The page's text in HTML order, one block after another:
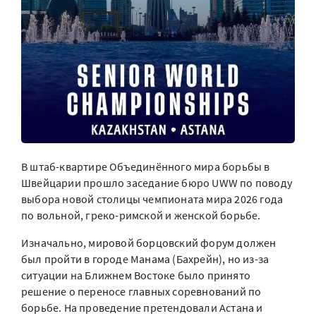
В штаб-квартире Объединённого мира борьбы в
Швейцарии прошло заседание бюро UWW по поводу
выбора новой столицы чемпионата мира 2026 года
по вольной, греко-римской и женской борьбе.
Изначально, мировой борцовский форум должен
был пройти в городе Манама (Бахрейн), но из-за
ситуации на Ближнем Востоке было принято
решение о переносе главных соревнований по
борьбе. На проведение претендовали Астана и